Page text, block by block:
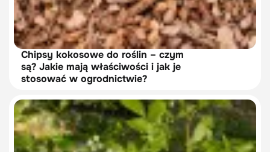
Chipsy kokosowe do roślin – czym
są? Jakie mają właściwości i jak je
stosować w ogrodnictwie?